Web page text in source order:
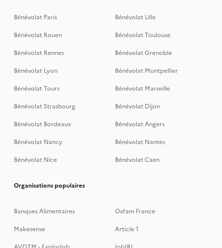
Bénévolat Paris
Bénévolat Lille
Bénévolat Rouen
Bénévolat Toulouse
Bénévolat Rennes
Bénévolat Grenoble
Bénévolat Lyon
Bénévolat Montpellier
Bénévolat Tours
Bénévolat Marseille
Bénévolat Strasbourg
Bénévolat Dijon
Bénévolat Bordeaux
Bénévolat Angers
Bénévolat Nancy
Bénévolat Nantes
Bénévolat Nice
Bénévolat Caen
Organisations populaires
Banques Alimentaires
Oxfam France
Makesense
Article 1